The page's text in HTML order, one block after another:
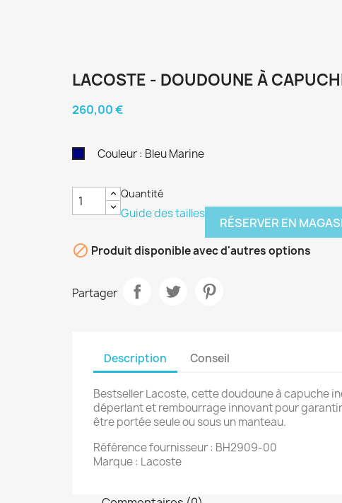
LACOSTE - DOUDOUNE À
260,00 €
BleuCouleur : Bleu Marine
Quantité
Guide des tailles
RÉSERVER EN
 Produit disponible avec d'autres options
Partager
Description Conseil
Bestseller Lacoste, cette doudoune à capuche
déperlant et rembourrage innovant pour
être portée seule ou sous un manteau.
Référence fournisseur : BH2909-00
Marque : Lacoste